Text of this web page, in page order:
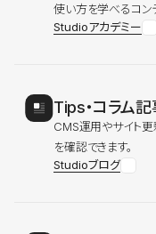
使い方を学べるコン
Studioアカデミー
Tips・コラム記
CMS運用やサイト更
を確認できます。
Studioブログ